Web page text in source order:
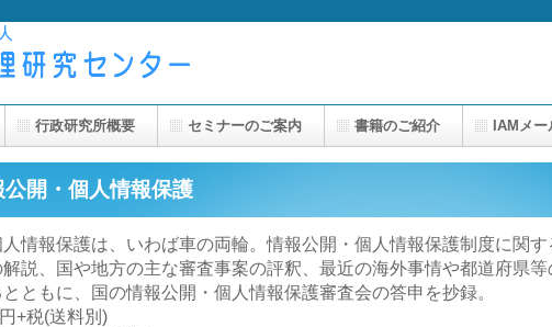
開・個人情報保護
情報保護は、いわば車の両輪。情報公開・個人情報保護制度に関す
説、国や地方の主な審査事案の評釈、最近の海外事情や都道府県等
ともに、国の情報公開・個人情報保護審査会の答申を抄録。
+税(送料別)
行政研究所概要 セミナーのご案内 書籍のご紹介 IAMメ